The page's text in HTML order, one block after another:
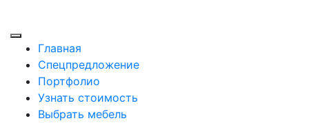
Главная
Спецпредложение
Портфолио
Узнать стоимость
Выбрать мебель